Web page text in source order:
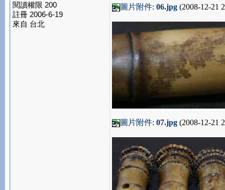
閱讀權限 200
註冊 2006-6-19
來自 台北
圖片附件:06.jpg (2008-12-21
圖片附件:07.jpg (2008-12-21